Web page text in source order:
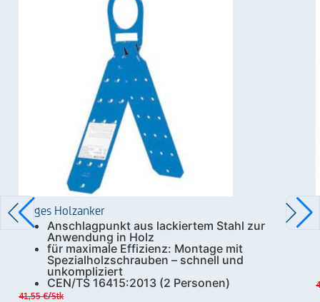
Zarges Holzanker
Anschlagpunkt aus lackiertem Stahl zur
Anwendung in Holz
für maximale Effizienz: Montage mit
Spezialholzschrauben – schnell und
unkompliziert
CEN/TS 16415:2013 (2 Personen)
41,55 €/Stk